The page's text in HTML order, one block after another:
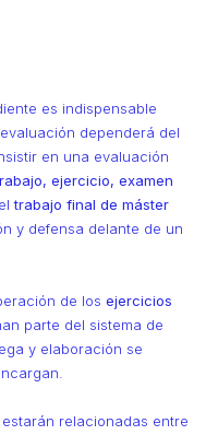
es indispensable
dependerá del
en una evaluación
ejercicio, examen
trabajo final de máster
y defensa delante de un
de los ejercicios
parte del sistema de
y elaboración se
relacionadas entre